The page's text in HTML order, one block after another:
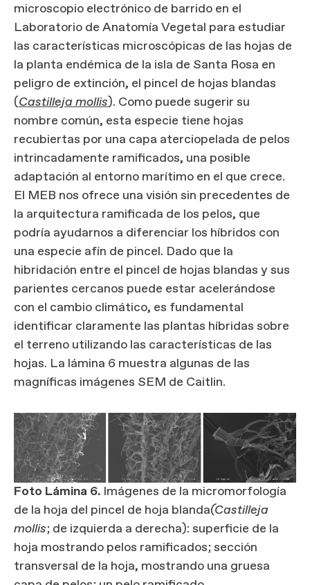
microscopio electrónico de barrido en el
Laboratorio de Anatomía Vegetal para estudiar
las características microscópicas de las hojas de
la planta endémica de la isla de Santa Rosa en
peligro de extinción, el pincel de hojas blandas
(Castilleja mollis). Como puede sugerir su
nombre común, esta especie tiene hojas
recubiertas por una capa aterciopelada de pelos
intrincadamente ramificados, una posible
adaptación al entorno marítimo en el que crece.
El MEB nos ofrece una visión sin precedentes de
la arquitectura ramificada de los pelos, que
podría ayudarnos a diferenciar los híbridos con
una especie afín de pincel. Dado que la
hibridación entre el pincel de hojas blandas y sus
parientes cercanos puede estar acelerándose
con el cambio climático, es fundamental
identificar claramente las plantas híbridas sobre
el terreno utilizando las características de las
hojas. La lámina 6 muestra algunas de las
magníficas imágenes SEM de Caitlin.
Foto Lámina 6. Imágenes de la micromorfología
de la hoja del pincel de hoja blanda(Castilleja
mollis; de izquierda a derecha): superficie de la
hoja mostrando pelos ramificados; sección
transversal de la hoja, mostrando una gruesa